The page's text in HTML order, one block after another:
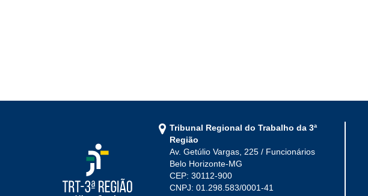
Tribunal Regional do Trabalho da 3ª
Região
Av. Getúlio Vargas, 225 / Funcionários
Belo Horizonte-MG
CEP: 30112-900
CNPJ: 01.298.583/0001-41